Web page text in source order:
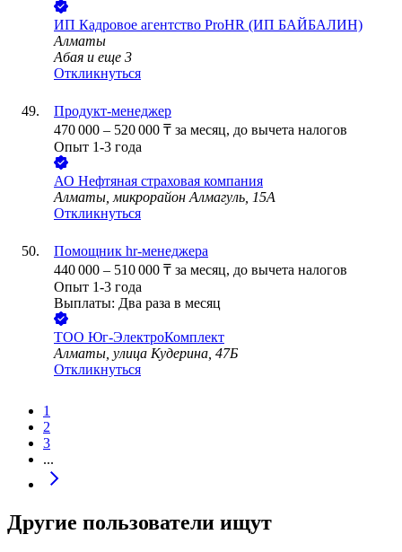
ИП Кадровое агентство ProHR (ИП БАЙБАЛИН)
Алматы
Абая и еще 3
Откликнуться
Продукт-менеджер
470 000 – 520 000 ₸ за месяц, до вычета налогов
Опыт 1-3 года
АО Нефтяная страховая компания
Алматы, микрорайон Алмагуль, 15А
Откликнуться
Помощник hr-менеджера
440 000 – 510 000 ₸ за месяц, до вычета налогов
Опыт 1-3 года
Выплаты: Два раза в месяц
ТОО Юг-ЭлектроКомплект
Алматы, улица Кудерина, 47Б
Откликнуться
1
2
3
...
Другие пользователи ищут